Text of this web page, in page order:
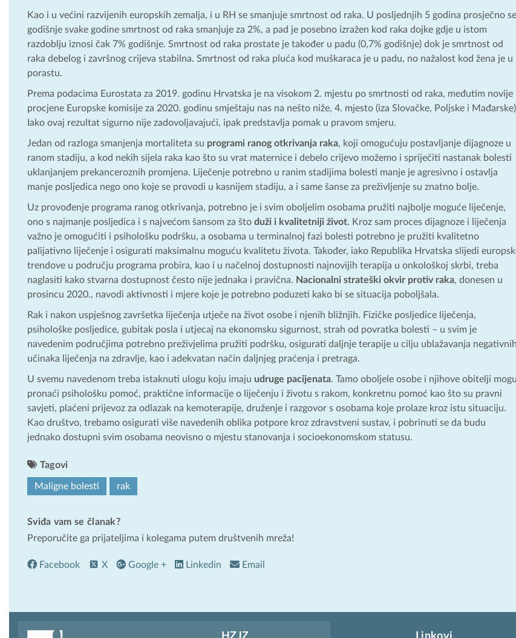
Kao i u većini razvijenih europskih zemalja, i u RH se smanjuje smrtnost od raka. U posljednjih 5 godina prosječno se
godišnje svake godine smrtnost od raka smanjuje za 2%, a pad je posebno izražen kod raka dojke gdje u istom
razdoblju iznosi čak 7% godišnje. Smrtnost od raka prostate je također u padu (0,7% godišnje) dok je smrtnost od
raka debelog i završnog crijeva stabilna. Smrtnost od raka pluća kod muškaraca je u padu, no nažalost kod žena je u
porastu.
Prema podacima Eurostata za 2019. godinu Hrvatska je na visokom 2. mjestu po smrtnosti od raka, međutim novije
procjene Europske komisije za 2020. godinu smještaju nas na nešto niže, 4. mjesto (iza Slovačke, Poljske i
Iako ovaj rezultat sigurno nije zadovoljavajući, ipak predstavlja pomak u pravom smjeru.
Jedan od razloga smanjenja mortaliteta su programi ranog otkrivanja raka, koji omogućuju postavljanje dijagnoze u
ranom stadiju, a kod nekih sijela raka kao što su vrat maternice i debelo crijevo možemo i spriječiti nastanak bolesti
uklanjanjem prekanceroznih promjena. Liječenje potrebno u ranim stadijima bolesti manje je agresivno i ostavlja
manje posljedica nego ono koje se provodi u kasnijem stadiju, a i same šanse za preživljenje su znatno bolje.
Uz provođenje programa ranog otkrivanja, potrebno je i svim oboljelim osobama pružiti najbolje moguće liječenje,
ono s najmanje posljedica i s najvećom šansom za što duži i kvalitetniji život. Kroz sam proces dijagnoze i liječenja
važno je omogućiti i psihološku podršku, a osobama u terminalnoj fazi bolesti potrebno je pružiti kvalitetno
palijativno liječenje i osigurati maksimalnu moguću kvalitetu života. Također, iako Republika Hrvatska slijedi
trendove u području programa probira, kao i u načelnoj dostupnosti najnovijih terapija u onkološkoj skrbi, treba
naglasiti kako stvarna dostupnost često nije jednaka i pravična. Nacionalni strateški okvir protiv raka, donesen u
prosincu 2020., navodi aktivnosti i mjere koje je potrebno poduzeti kako bi se situacija poboljšala.
Rak i nakon uspješnog završetka liječenja utječe na život osobe i njenih bližnjih. Fizičke posljedice liječenja,
psihološke posljedice, gubitak posla i utjecaj na ekonomsku sigurnost, strah od povratka bolesti – u svim je
navedenim područjima potrebno preživjelima pružiti podršku, osigurati daljnje terapije u cilju ublažavanja negativnih
učinaka liječenja na zdravlje, kao i adekvatan način daljnjeg praćenja i pretraga.
U svemu navedenom treba istaknuti ulogu koju imaju udruge pacijenata. Tamo oboljele osobe i njihove obitelji mogu
pronaći psihološku pomoć, praktične informacije o liječenju i životu s rakom, konkretnu pomoć kao što su pravni
savjeti, plaćeni prijevoz za odlazak na kemoterapije, druženje i razgovor s osobama koje prolaze kroz istu situaciju.
Kao društvo, trebamo osigurati više navedenih oblika potpore kroz zdravstveni sustav, i pobrinuti se da budu
jednako dostupni svim osobama neovisno o mjestu stanovanja i socioekonomskom statusu.
Tagovi
Maligne bolesti rak
Sviđa vam se članak?
Preporučite ga prijateljima i kolegama putem društvenih mreža!
Facebook X Google + Linkedin Email